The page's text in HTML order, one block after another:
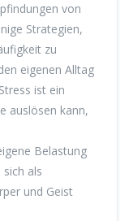
von
Strategien,
zu
eigenen Alltag
ist ein
auslösen kann,
Belastung
als
und Geist